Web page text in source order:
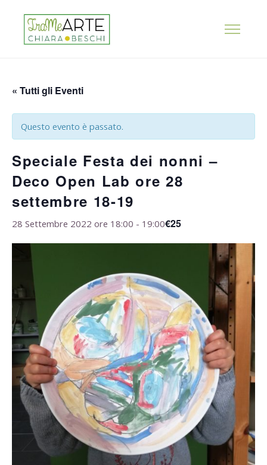
« Tutti gli Eventi
Questo evento è passato.
Speciale Festa dei nonni –
Deco Open Lab ore 28
settembre 18-19
28 Settembre 2022 ore 18:00 - 19:00€25